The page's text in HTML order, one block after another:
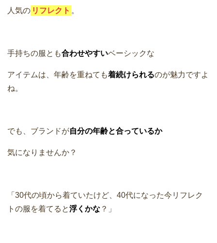
人気の リフレクト 。
手持ちの服とも合わせやすいベーシックな
アイテムは、年齢を重ねても着続けられるのが魅力ですよ
ね。
でも、ブランドが自分の年齢と合っているか
気になりませんか？
「30代の頃から着ていたけど、40代になった今リフレク
トの服を着てると浮くかな ？」